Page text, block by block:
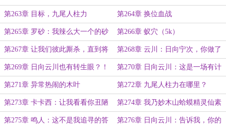
第263章 目标，九尾人柱力 第264章 换位血战
第265章 罗砂：我辣么大一个的砂
隐村呢？
第266章 蚁穴（5k）
第267章 让我们彼此厮杀，直到将
彼此撕碎为止！（6.4k）
第268章 云川：日向宁次，你做了
什么！（3k）
第269章 日向云川也有转生眼？！ 第270章 日向云川：这是一场有计
划和准备的袭击
第271章 异常热闹的木叶 第272章 九尾人柱力在哪里？
第273章 卡卡西：让我看看你丑陋
的面目吧
第274章 我乃妙木山蛤蟆精灵仙素
道人通称蛤蟆仙人座下弥彦
第275章 鸣人：这不是我追寻的答 第276章 日向云川：告诉我，你的